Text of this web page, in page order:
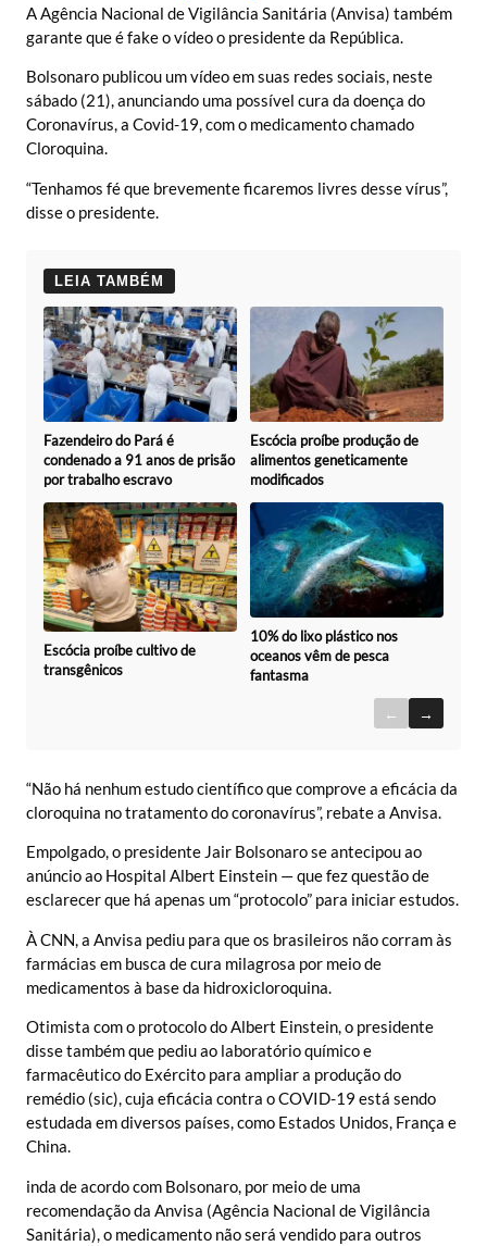
A Agência Nacional de Vigilância Sanitária (Anvisa) também
garante que é fake o vídeo o presidente da República.
Bolsonaro publicou um vídeo em suas redes sociais, neste
sábado (21), anunciando uma possível cura da doença do
Coronavírus, a Covid-19, com o medicamento chamado
Cloroquina.
“Tenhamos fé que brevemente ficaremos livres desse vírus”,
disse o presidente.
LEIA TAMBÉM
Fazendeiro do Pará é
condenado a 91 anos de prisão
por trabalho escravo
Escócia proíbe produção de
alimentos geneticamente
modificados
Escócia proíbe cultivo de
transgênicos
10% do lixo plástico nos
oceanos vêm de pesca
fantasma
← →
“Não há nenhum estudo científico que comprove a eficácia da
cloroquina no tratamento do coronavírus”, rebate a Anvisa.
Empolgado, o presidente Jair Bolsonaro se antecipou ao
anúncio ao Hospital Albert Einstein — que fez questão de
esclarecer que há apenas um “protocolo” para iniciar estudos.
À CNN, a Anvisa pediu para que os brasileiros não corram às
farmácias em busca de cura milagrosa por meio de
medicamentos à base da hidroxicloroquina.
Otimista com o protocolo do Albert Einstein, o presidente
disse também que pediu ao laboratório químico e
farmacêutico do Exército para ampliar a produção do
remédio (sic), cuja eficácia contra o COVID-19 está sendo
estudada em diversos países, como Estados Unidos, França e
China.
inda de acordo com Bolsonaro, por meio de uma
recomendação da Anvisa (Agência Nacional de Vigilância
Sanitária), o medicamento não será vendido para outros